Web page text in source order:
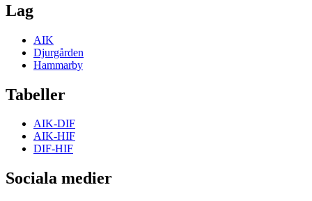
Lag
AIK
Djurgården
Hammarby
Tabeller
AIK-DIF
AIK-HIF
DIF-HIF
Sociala medier